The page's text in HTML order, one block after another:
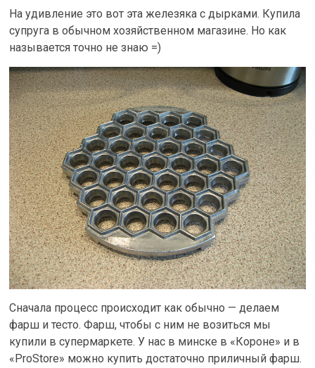
На удивление это вот эта железяка с дырками. Купила
супруга в обычном хозяйственном магазине. Но как
называется точно не знаю =)
Сначала процесс происходит как обычно — делаем
фарш и тесто. Фарш, чтобы с ним не возиться мы
купили в супермаркете. У нас в минске в «Короне» и в
«ProStore» можно купить достаточно приличный фарш.